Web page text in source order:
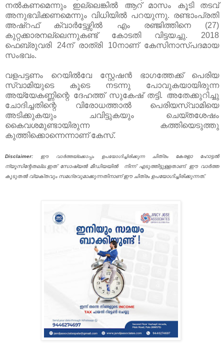
നൽകണമെന്നും ഇല്ലെങ്കിൽ ആറ് മാസം കൂടി തടവ്
അനുഭവിക്കണമെന്നും വിധിയിൽ പറയുന്നു. രണ്ടാംപ്രതി
അഷ്റഫ് ക്വാർട്ടേഴ്സിൽ എം രഞ്ജിത്തിനെ (27)
കുറ്റക്കാരനല്ലെന്നുകണ്ട് കോടതി വിട്ടയച്ചു. 2018
ഫെബ്രുവരി 24ന് രാത്രി 10നാണ് കേസിനാസ്പദമായ
സംഭവം.
വളപട്ടണം റെയിൽവേ സ്റ്റേഷൻ ഭാഗത്തേക്ക് പെരിയ
സ്വാമിയുടെ കൂടെ നടന്നു പോവുകയായിരുന്ന
അയ്യേകണ്ണിന്റെ ദേഹത്ത് സുകേഷ് തട്ടി. അതേക്കുറിച്ചു
ചോദിച്ചതിന്റെ വിരോധത്താൽ പെരിയസ്വാമിയെ
അടിക്കുകയും ചവിട്ടുകയും ചെയ്തശേഷം
കൈവശമുണ്ടായിരുന്ന കത്തിയെടുത്തു
കുത്തിക്കൊന്നെന്നാണ് കേസ്.
Disclaimer: ഈ വാർത്തയ്ക്കൊപ്പം ഉപയോഗിച്ചിരിക്കുന്ന
ചിത്രം കേരളാ ഹോട്ടൽ
ന്യൂസിന്റേതല്ല.ഇത് സോഷ്യൽ മീഡിയയിൽ നിന്ന് എടുത്തിട്ടുള്ളതാണ്. ഈ വാർത്ത
കൂടുതൽ വ്യക്തവും സമഗ്രവുമാക്കുന്നതിനാണ് ഈ ചിത്രം ഉപയോഗിച്ചിരിക്കുന്നത്.